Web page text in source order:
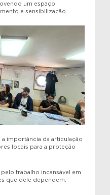
um espaço
e sensibilização.
importância da articulação
locais para a proteção
trabalho incansável em
que dele dependem.